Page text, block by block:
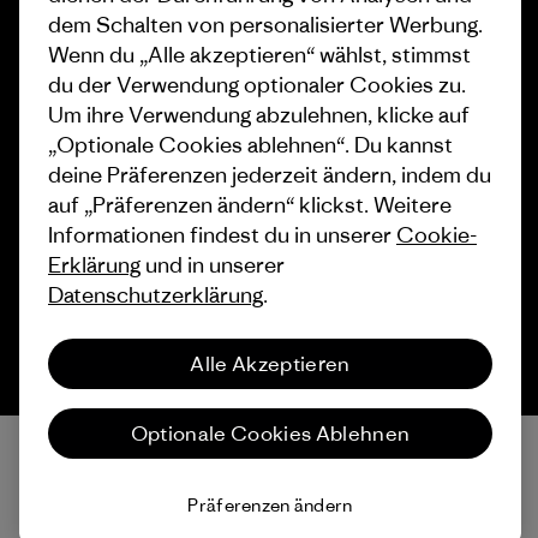
© 2026 Patagonia, Inc. All Rights Reserved.
Deutsch
dem Schalten von personalisierter Werbung.
Wenn du „Alle akzeptieren“ wählst, stimmst
du der Verwendung optionaler Cookies zu.
Um ihre Verwendung abzulehnen, klicke auf
„Optionale Cookies ablehnen“. Du kannst
deine Präferenzen jederzeit ändern, indem du
auf „Präferenzen ändern“ klickst. Weitere
Informationen findest du in unserer Cookie-
Erklärung und in unserer
Datenschutzerklärung.
Alle Akzeptieren
Optionale Cookies Ablehnen
Präferenzen ändern